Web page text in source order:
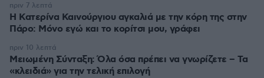
Η Κατερίνα Καινούργιου αγκαλιά με την κόρη της στην
Πάρο: Μόνο εγώ και το κορίτσι μου, γράφει
πριν 7 λεπτά
Μειωμένη Σύνταξη: Όλα όσα πρέπει να γνωρίζετε – Τα
«κλειδιά» για την τελική επιλογή
πριν 10 λεπτά